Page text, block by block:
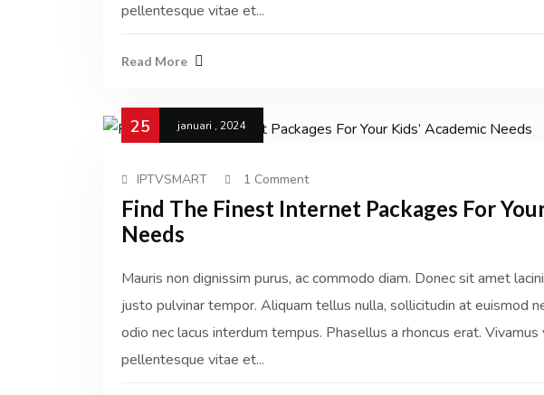
pellentesque vitae et...
Read More
25 januari , 2024
IPTVSMART 1 Comment
Find The Finest Internet Packages For
Needs
Mauris non dignissim purus, ac commodo diam. Donec sit amet
justo pulvinar tempor. Aliquam tellus nulla, sollicitudin at euismod
odio nec lacus interdum tempus. Phasellus a rhoncus erat.
pellentesque vitae et...